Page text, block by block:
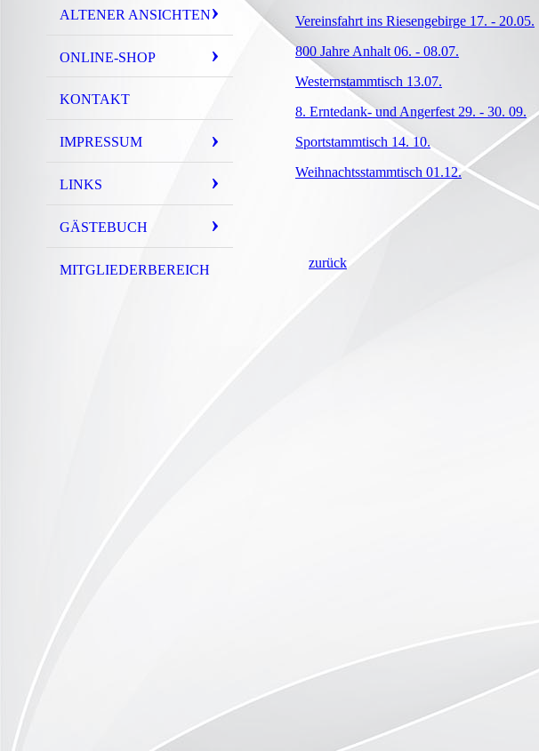
ALTENER ANSICHTEN
ONLINE-SHOP
KONTAKT
IMPRESSUM
LINKS
GÄSTEBUCH
MITGLIEDERBEREICH
Vereinsfahrt ins Riesengebirge 17. - 20.05.
800 Jahre Anhalt 06. - 08.07.
Westernstammtisch 13.07.
8. Erntedank- und Angerfest 29. - 30. 09.
Sportstammtisch 14. 10.
Weihnachtsstammtisch 01.12.
zurück